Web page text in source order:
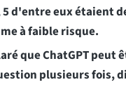
5 d'entre eux étaient
à faible risque.
que ChatGPT
plusieurs fois,